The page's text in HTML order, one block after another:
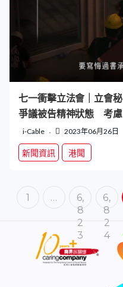
七一衝擊立法會｜立會
爭議被告精神狀態 考慮
i-Cable 2023年06月26日
新聞資訊 港聞
1 …
6,
8
2
3
6,
8
2
4